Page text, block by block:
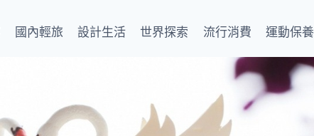
國內輕旅 設計生活 世界探索 流行消費 運動保養